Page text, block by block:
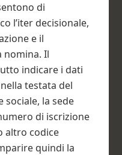
di
l’iter decisionale,
e il
nomina. Il
indicare i dati
testata del
sociale, la sede
di iscrizione
altro codice
quindi la